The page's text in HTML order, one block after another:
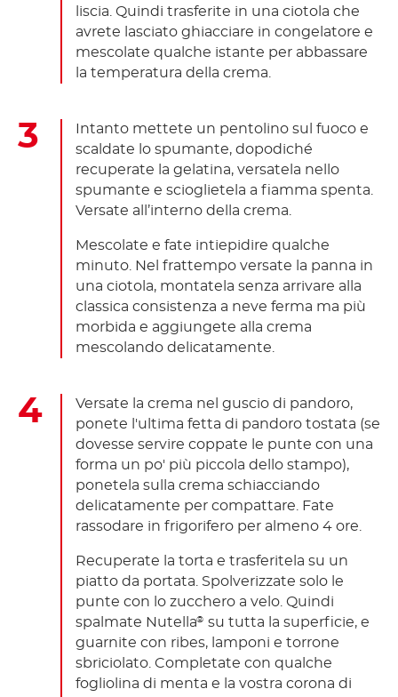
liscia. Quindi trasferite in una ciotola che
avrete lasciato ghiacciare in congelatore e
mescolate qualche istante per abbassare
la temperatura della crema.
Intanto mettete un pentolino sul fuoco e
scaldate lo spumante, dopodiché
recuperate la gelatina, versatela nello
spumante e scioglietela a fiamma spenta.
Versate all’interno della crema.
Mescolate e fate intiepidire qualche
minuto. Nel frattempo versate la panna in
una ciotola, montatela senza arrivare alla
classica consistenza a neve ferma ma più
morbida e aggiungete alla crema
mescolando delicatamente.
Versate la crema nel guscio di pandoro,
ponete l'ultima fetta di pandoro tostata (se
dovesse servire coppate le punte con una
forma un po' più piccola dello stampo),
ponetela sulla crema schiacciando
delicatamente per compattare. Fate
rassodare in frigorifero per almeno 4 ore.
Recuperate la torta e trasferitela su un
piatto da portata. Spolverizzate solo le
punte con lo zucchero a velo. Quindi
spalmate Nutella® su tutta la superficie, e
guarnite con ribes, lamponi e torrone
sbriciolato. Completate con qualche
fogliolina di menta e la vostra corona di